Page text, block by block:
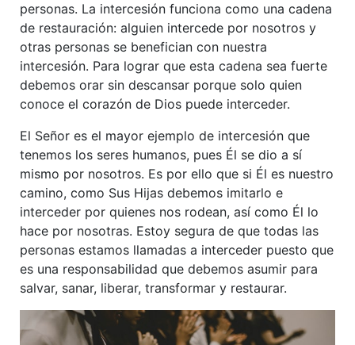
personas. La intercesión funciona como una cadena
de restauración: alguien intercede por nosotros y
otras personas se benefician con nuestra
intercesión. Para lograr que esta cadena sea fuerte
debemos orar sin descansar porque solo quien
conoce el corazón de Dios puede interceder.
El Señor es el mayor ejemplo de intercesión que
tenemos los seres humanos, pues Él se dio a sí
mismo por nosotros. Es por ello que si Él es nuestro
camino, como Sus Hijas debemos imitarlo e
interceder por quienes nos rodean, así como Él lo
hace por nosotras. Estoy segura de que todas las
personas estamos llamadas a interceder puesto que
es una responsabilidad que debemos asumir para
salvar, sanar, liberar, transformar y restaurar.